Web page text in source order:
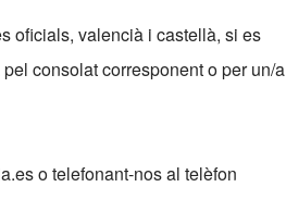
oficials, valencià i castellà, si es
consolat corresponent o per un/a
o telefonant-nos al telèfon